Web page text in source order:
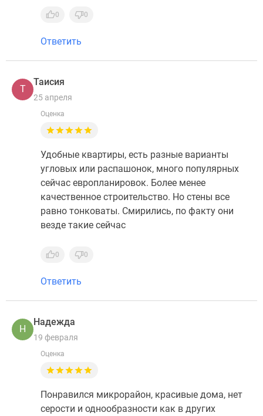
0 0
Ответить
Т
Таисия
25 апреля
Оценка
Удобные квартиры, есть разные варианты
угловых или распашонок, много популярных
сейчас европланировок. Более менее
качественное строительство. Но стены все
равно тонковаты. Смирились, по факту они
везде такие сейчас
0 0
Ответить
Н
Надежда
19 февраля
Оценка
Понравился микрорайон, красивые дома, нет
серости и однообразности как в других